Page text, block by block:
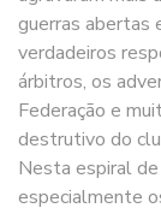
guerras abertas
verdadeiros
árbitros, os
Federação e
destrutivo do
Nesta espiral
especialmente